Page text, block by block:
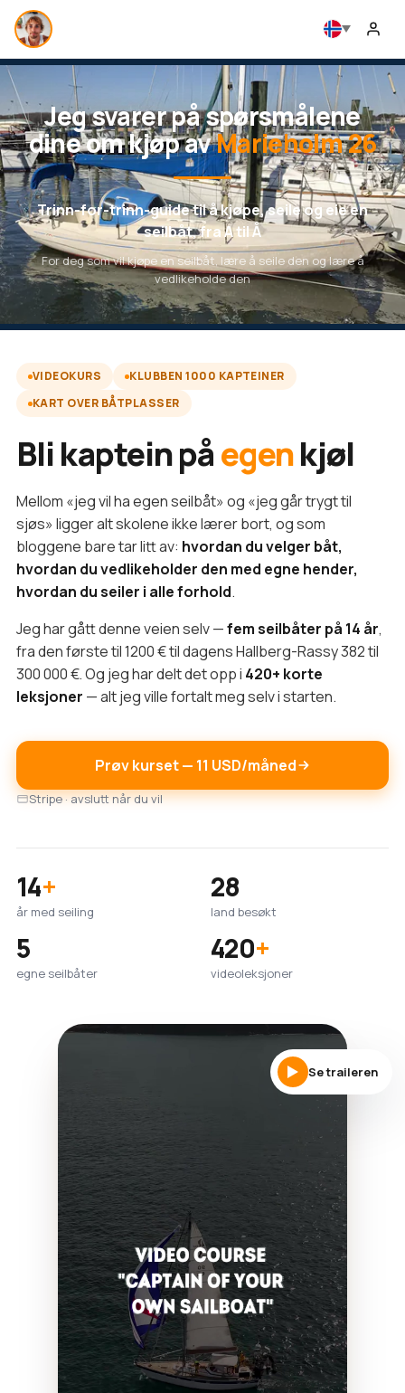
Jeg svarer på spørsmålene
dine om kjøp avMarieholm 26
Trinn-for-trinn-guide til å kjøpe, seile og eie en
seilbåt, fra A til Å
For deg som vil kjøpe en seilbåt, lære å seile den og lære å
vedlikeholde den
VIDEOKURS
KLUBBEN 1000 KAPTEINER
KART OVER BÅTPLASSER
Bli kaptein påegenkjøl
Mellom «jeg vil ha egen seilbåt» og «jeg går trygt til
sjøs» ligger alt skolene ikke lærer bort, og som
bloggene bare tar litt av: hvordan du velger båt,
hvordan du vedlikeholder den med egne hender,
hvordan du seiler i alle forhold.
Jeg har gått denne veien selv —fem seilbåter på 14 år,
fra den første til 1200 € til dagens Hallberg-Rassy 382 til
300 000 €. Og jeg har delt det opp i 420+ korte
leksjoner — alt jeg ville fortalt meg selv i starten.
Prøv kurset — 11 USD/måned
Stripe · avslutt når du vil
14+
år med seiling
28
land besøkt
5
egne seilbåter
420+
videoleksjoner
Se traileren